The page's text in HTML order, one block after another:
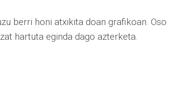
berri honi atxikita doan grafikoan. Oso
hartuta eginda dago azterketa.